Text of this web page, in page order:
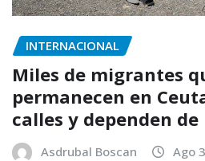
INTERNACIONAL
Miles de migrantes
permanecen en
calles y dependen
Asdrubal Boscan Ago